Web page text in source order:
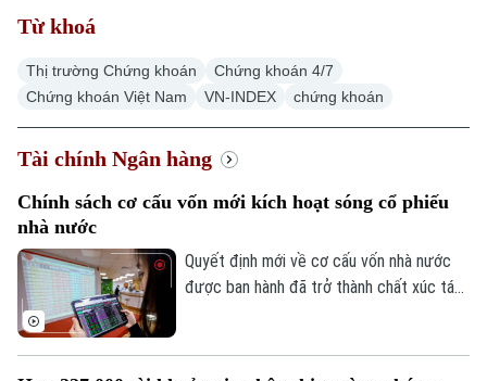
Từ khoá
Thị trường Chứng khoán
Chứng khoán 4/7
Chứng khoán Việt Nam
VN-INDEX chứng khoán
Tài chính Ngân hàng
Chính sách cơ cấu vốn mới kích hoạt sóng cổ phiếu
nhà nước
Quyết định mới về cơ cấu vốn nhà nước
được ban hành đã trở thành chất xúc tác